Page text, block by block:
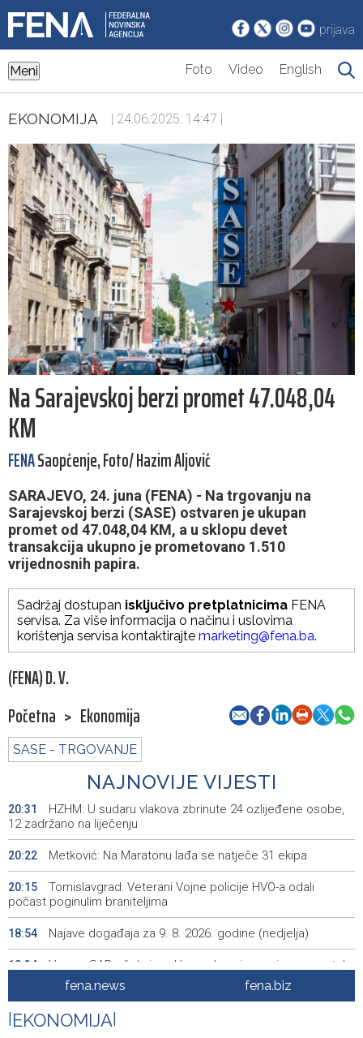
prijava
Meni Foto Video English
EKONOMIJA | 24.06.2025. 14:47 |
Na Sarajevskoj berzi promet 47.048,04
KM
FENASaopćenje, Foto/ Hazim Aljović
SARAJEVO, 24. juna (FENA) - Na trgovanju na
Sarajevskoj berzi (SASE) ostvaren je ukupan
promet od 47.048,04 KM, a u sklopu devet
transakcija ukupno je prometovano 1.510
vrijednosnih papira.
Sadržaj dostupan isključivo pretplatnicima FENA
servisa. Za više informacija o načinu i uslovima
korištenja servisa kontaktirajte marketing@fena.ba.
(FENA) D. V.
Početna > Ekonomija
SASE - TRGOVANJE
NAJNOVIJE VIJESTI
20:31
HZHM: U sudaru vlakova zbrinute 24 ozlijeđene osobe,
12 zadržano na liječenju
20:22 Metković: Na Maratonu lađa se natječe 31 ekipa
20:15
Tomislavgrad: Veterani Vojne policije HVO-a odali
počast poginulim braniteljima
18:54 Najave događaja za 9. 8. 2026. godine (nedjelja)
18:34
Vance: SAD očekuje od Irana da osigura siguran protok
nafte kroz Hormuški moreuz
18:21
Iranski šef sigurnosti: Hormuški moreuz će ostati
zatvoren dok SAD ne ispuni zahtjeve Teherana
fena.news fena.biz
EKONOMIJA